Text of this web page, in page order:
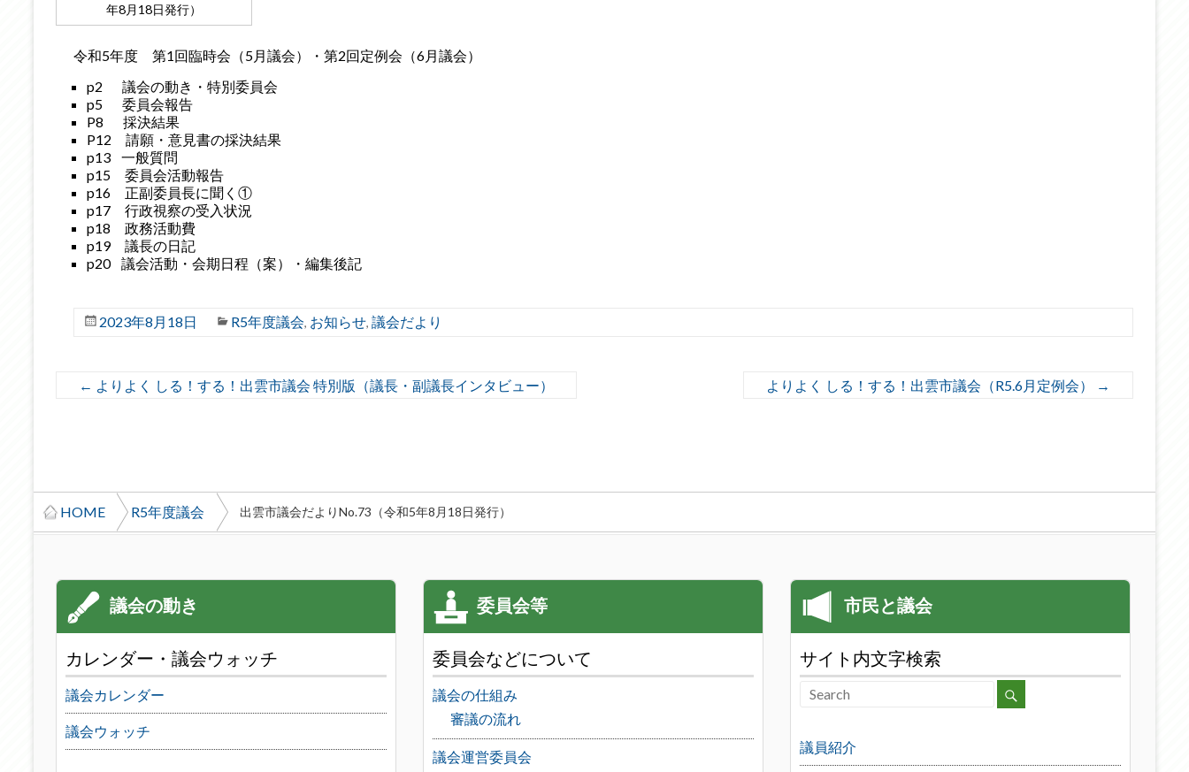
年8月18日発行）
令和5年度 第1回臨時会（5月議会）・第2回定例会（6月議会）
p2 議会の動き・特別委員会
p5 委員会報告
P8 採決結果
P12 請願・意見書の採決結果
p13 一般質問
p15 委員会活動報告
p16 正副委員長に聞く①
p17 行政視察の受入状況
p18 政務活動費
p19 議長の日記
p20 議会活動・会期日程（案）・編集後記
2023年8月18日 R5年度議会, お知らせ, 議会だより
← よりよく しる！する！出雲市議会 特別版（議長・副議長インタビュー） よりよく しる！する！出雲市議会（R5.6月定例会） →
HOME R5年度議会 出雲市議会だよりNo.73（令和5年8月18日発行）
カレンダー・議会ウォッチ
議会カレンダー
議会ウォッチ
委員会などについて
議会の仕組み
審議の流れ
議会運営委員会
サイト内文字検索
議員紹介